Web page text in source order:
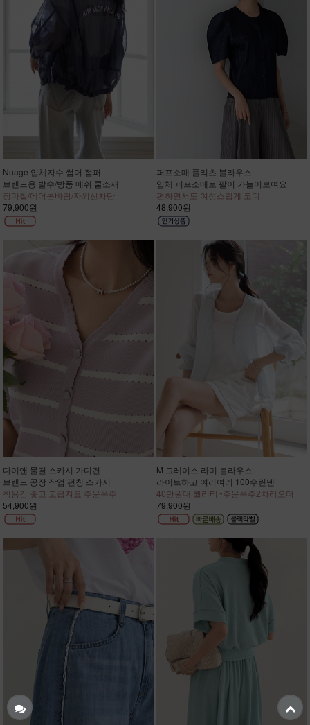
Nuage 입체자수 썸머 점퍼
브랜드용 발수/방풍 메쉬 쿨소재
장마철/에어콘바람/자외선차단
79,900원
퍼프소매 플리츠 블라우스
입체 퍼프소매로 팔이 가늘어보여요
편하면서도 여성스럽게 코디
48,900원
다이앤 물결 스카시 가디건
브랜드 공장 작업 펀칭 스카시
착용감 좋고 고급져요 주문폭주
54,900원
M 그레이스 라미 블라우스
라이트하고 여리여리 100수린넨
40만원대 퀄리티~주문폭주2차리오더
79,900원